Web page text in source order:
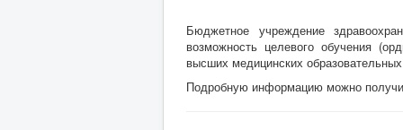
Бюджетное учреждение
возможность целевого обучения
высших медицинских
Подробную информацию можно